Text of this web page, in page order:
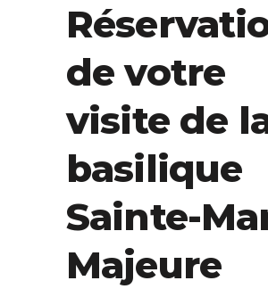
de votre
visite de
basilique
Sainte-
Majeure